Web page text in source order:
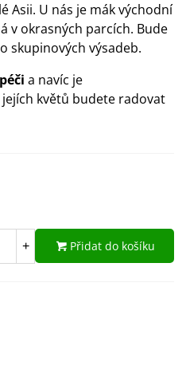
Asii. U nás je mák východní
v okrasných parcích. Bude
skupinových výsadeb.
a navíc je
jejích květů budete radovat
+ Přidat do košíku